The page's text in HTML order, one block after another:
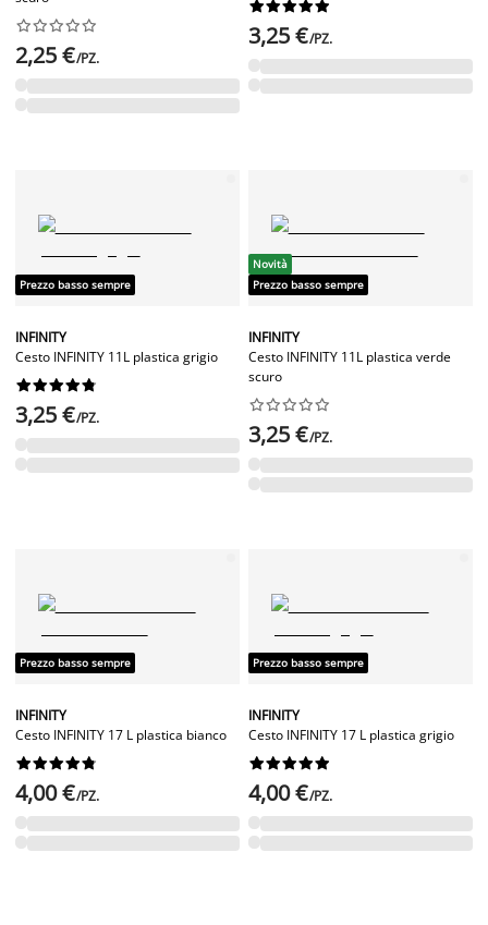






2,25 €/PZ.






3,25 €/PZ.
Prezzo basso sempre
INFINITY
Cesto INFINITY 11L plastica grigio






3,25 €/PZ.
Novità
Prezzo basso sempre
INFINITY
Cesto INFINITY 11L plastica verde
scuro






3,25 €/PZ.
Prezzo basso sempre
INFINITY
Cesto INFINITY 17 L plastica bianco






4,00 €/PZ.
Prezzo basso sempre
INFINITY
Cesto INFINITY 17 L plastica grigio






4,00 €/PZ.